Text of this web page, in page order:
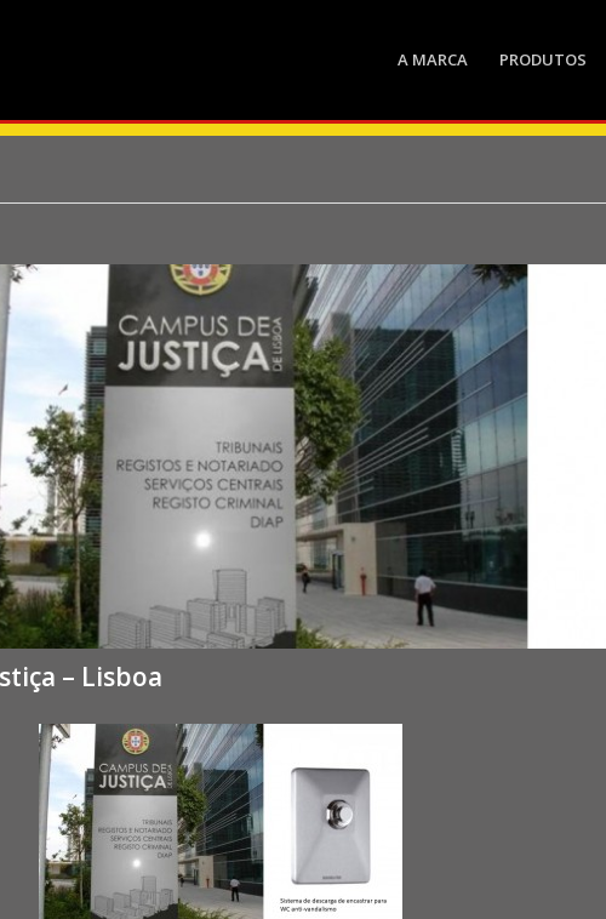
A MARCA PRODUTOS
– Lisboa